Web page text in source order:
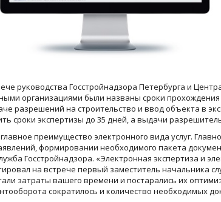
руководства Госстройнадзора Петербурга и
организациями были названы сроки прохождения
разрешений на строительство и ввод объекта в
сроки экспертизы до 35 дней, а выдачи
преимущество электронного вида услуг.
формировании необходимого пакета
Госстройнадзора. «Электронная экспертиза и
на встрече первый заместитель начальника
затраты вашего времени и постарались их
сократилось и количество необходимых